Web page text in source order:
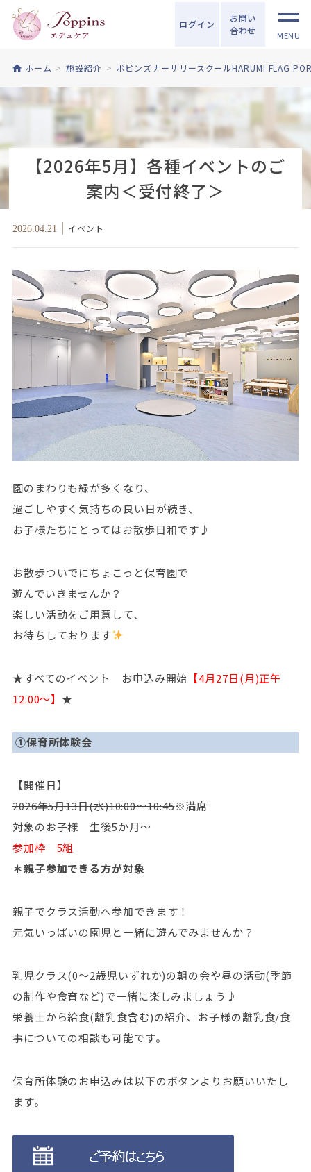
ログイン
お問い
合わせ
MENU
ホーム 施設紹介 ポピンズナーサリースクールHARUMI FLAG
【2026年5月】各種イベントのご
案内＜受付終了＞
2026.04.21 イベント
園のまわりも緑が多くなり、
過ごしやすく気持ちの良い日が続き、
お子様たちにとってはお散歩日和です♪
お散歩ついでにちょこっと保育園で
遊んでいきませんか？
楽しい活動をご用意して、
お待ちしております
★すべてのイベント お申込み開始 【4月27日(月)正午
12:00～】 ★
①保育所体験会
【開催日】
2026年5月13日(水)10:00～10:45※満席
対象のお子様 生後5か月～
参加枠 5組
＊親子参加できる方が対象
親子でクラス活動へ参加できます！
元気いっぱいの園児と一緒に遊んでみませんか？
乳児クラス(0～2歳児いずれか)の朝の会や昼の活動(季節
の制作や食育など)で一緒に楽しみましょう♪
栄養士から給食(離乳食含む)の紹介、お子様の離乳食/食
事についての相談も可能です。
保育所体験のお申込みは以下のボタンよりお願いいたし
ます。